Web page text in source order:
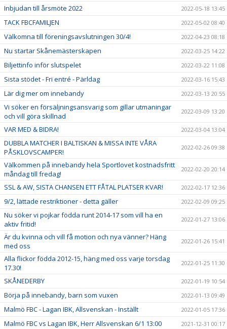
Inbjudan till årsmöte 2022 2022-05-18 13:45
TACK FBCFAMILJEN 2022-05-02 08:40
Välkomna till föreningsavslutningen 30/4! 2022-04-23 08:18
Nu startar Skånemästerskapen 2022-03-25 14:22
Biljettinfo inför slutspelet 2022-03-22 11:08
Sista stödet - Fri entré - Pärldag 2022-03-16 15:43
Lär dig mer om innebandy 2022-03-13 20:55
Vi söker en försäljningsansvarig som gillar utmaningar
och vill göra skillnad
2022-03-09 13:20
VAR MED & BIDRA! 2022-03-04 13:04
DUBBLA MATCHER I BALTISKAN & MISSA INTE VÅRA
PÅSKLOVSCAMPER!
2022-02-26 09:38
Välkommen på innebandy hela Sportlovet kostnadsfritt
måndag till fredag!
2022-02-20 20:14
SSL & AW, SISTA CHANSEN ETT FÅTAL PLATSER KVAR! 2022-02-17 12:36
9/2, lättade restriktioner - detta gäller 2022-02-09 09:25
Nu söker vi pojkar födda runt 2014-17 som vill ha en
aktiv fritid!
2022-01-27 13:06
Är du kvinna och vill få motion och nya vänner? Häng
med oss
2022-01-26 15:41
Alla flickor födda 2012-15, häng med oss varje torsdag
17.30!
2022-01-25 11:30
SKÅNEDERBY 2022-01-19 10:54
Börja på innebandy, barn som vuxen 2022-01-13 09:49
Malmö FBC - Lagan IBK, Allsvenskan - Inställt 2022-01-05 17:36
Malmö FBC vs Lagan IBK, Herr Allsvenskan 6/1 13:00 2021-12-31 00:17